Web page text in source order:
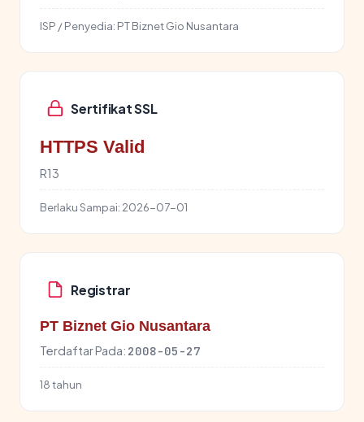
ISP / Penyedia: PT Biznet Gio Nusantara
Sertifikat SSL
HTTPS Valid
R13
Berlaku Sampai: 2026-07-01
Registrar
PT Biznet Gio Nusantara
Terdaftar Pada: 2008-05-27
18 tahun